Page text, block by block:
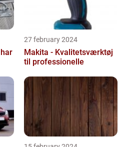
27 february 2024
Makita - Kvalitetsværktøj
til professionelle